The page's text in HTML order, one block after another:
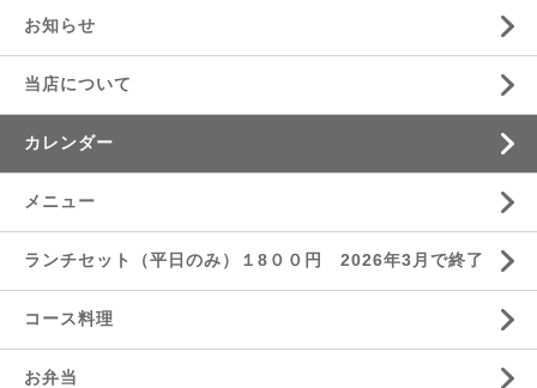
お知らせ
当店について
カレンダー
メニュー
ランチセット（平日のみ）１8００円 2026年3月で終了
コース料理
お弁当